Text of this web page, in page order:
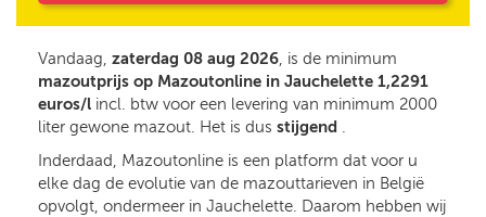
Vandaag, zaterdag 08 aug 2026, is de minimum
mazoutprijs op Mazoutonline in Jauchelette 1,2291
euros/l incl. btw voor een levering van minimum 2000
liter gewone mazout. Het is dus stijgend .
Inderdaad, Mazoutonline is een platform dat voor u
elke dag de evolutie van de mazouttarieven in België
opvolgt, ondermeer in Jauchelette. Daarom hebben wij